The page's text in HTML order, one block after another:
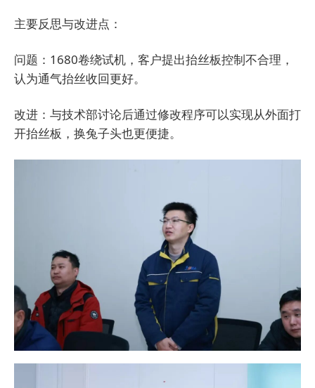
主要反思与改进点：
问题：1680卷绕试机，客户提出抬丝板控制不合理，
认为通气抬丝收回更好。
改进：与技术部讨论后通过修改程序可以实现从外面打
开抬丝板，换兔子头也更便捷。